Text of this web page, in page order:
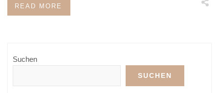
READ MORE
Suchen
SUCHEN